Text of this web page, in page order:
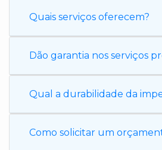
Quais serviços oferecem?
Dão garantia nos serviços
Qual a durabilidade da
Como solicitar um